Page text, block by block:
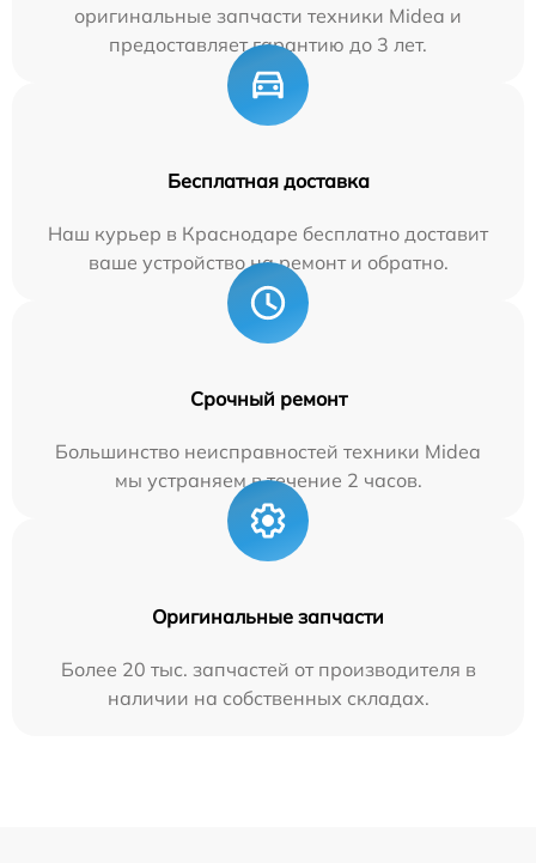
оригинальные запчасти техники Midea и
предоставляет гарантию до 3 лет.
Бесплатная доставка
Наш курьер в Краснодаре бесплатно доставит
ваше устройство на ремонт и обратно.
Срочный ремонт
Большинство неисправностей техники Midea
мы устраняем в течение 2 часов.
Оригинальные запчасти
Более 20 тыс. запчастей от производителя в
наличии на собственных складах.